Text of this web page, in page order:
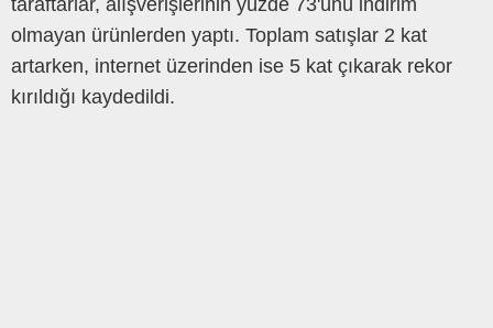
olmayan ürünlerden yaptı. Toplam satışlar 2 kat
artarken, internet üzerinden ise 5 kat çıkarak rekor
kırıldığı kaydedildi.